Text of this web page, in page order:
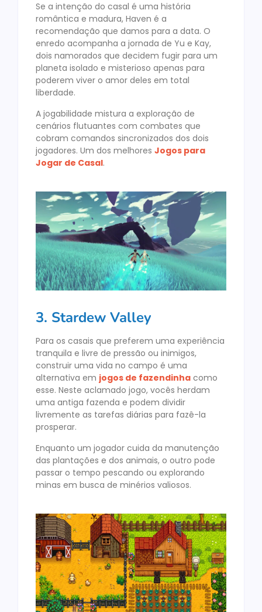
Se a intenção do casal é uma história
romântica e madura, Haven é a
recomendação que damos para a data. O
enredo acompanha a jornada de Yu e Kay,
dois namorados que decidem fugir para um
planeta isolado e misterioso apenas para
poderem viver o amor deles em total
liberdade.
A jogabilidade mistura a exploração de
cenários flutuantes com combates que
cobram comandos sincronizados dos dois
jogadores. Um dos melhores Jogos para
Jogar de Casal.
3. Stardew Valley
Para os casais que preferem uma experiência
tranquila e livre de pressão ou inimigos,
construir uma vida no campo é uma
alternativa em jogos de fazendinha como
esse. Neste aclamado jogo, vocês herdam
uma antiga fazenda e podem dividir
livremente as tarefas diárias para fazê-la
prosperar.
Enquanto um jogador cuida da manutenção
das plantações e dos animais, o outro pode
passar o tempo pescando ou explorando
minas em busca de minérios valiosos.